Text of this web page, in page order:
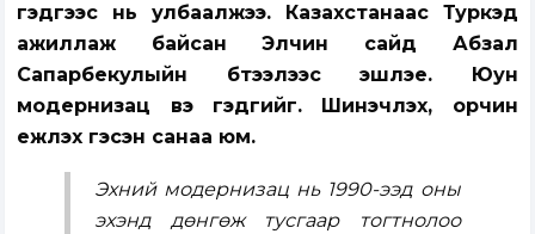
гэдгээс нь улбаалжээ. Казахстанаас Туркэд
ажиллаж байсан Элчин сайд Абзал
Сапарбекулыйн бүтээлээс эшлэе. Юун
модернизац вэ гэдгийг. Шинэчлэх, орчин
үежүүлэх гэсэн санаа юм.
Эхний модернизац нь 1990-ээд оны
эхэнд дөнгөж тусгаар тогтнолоо